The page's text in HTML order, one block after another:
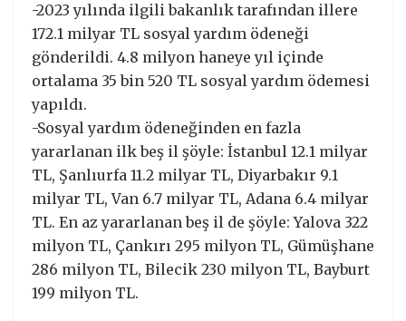
-2023 yılında ilgili bakanlık tarafından illere
172.1 milyar TL sosyal yardım ödeneği
gönderildi. 4.8 milyon haneye yıl içinde
ortalama 35 bin 520 TL sosyal yardım ödemesi
yapıldı.
-Sosyal yardım ödeneğinden en fazla
yararlanan ilk beş il şöyle: İstanbul 12.1 milyar
TL, Şanlıurfa 11.2 milyar TL, Diyarbakır 9.1
milyar TL, Van 6.7 milyar TL, Adana 6.4 milyar
TL. En az yararlanan beş il de şöyle: Yalova 322
milyon TL, Çankırı 295 milyon TL, Gümüşhane
286 milyon TL, Bilecik 230 milyon TL, Bayburt
199 milyon TL.